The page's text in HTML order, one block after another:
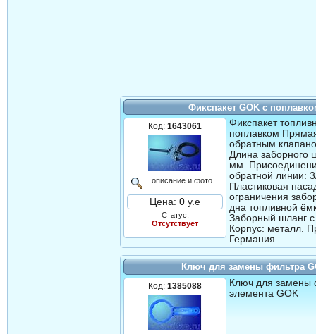
Фикспакет GOK с
Код:1643061
описание и фото
Цена: 0 у.е
Статус:
Отсутствует
Фикспакет
поплавком
обратным
Длина заборного
мм.
обратной линии:
Пластиковая
ограничения
дна топливной
Заборный шланг
Корпус: металл.
Германия.
Ключ для замены фильтра
Код:1385088
Ключ для замены
элемента GOK